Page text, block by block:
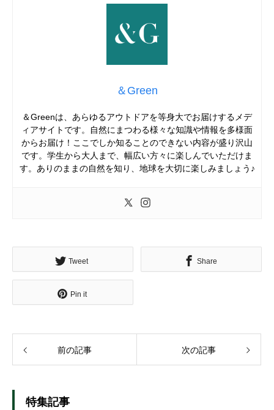
＆Green
＆Greenは、あらゆるアウトドアを等身大でお届けするメデ
ィアサイトです。自然にまつわる様々な知識や情報を多様面
からお届け！ここでしか知ることのできない内容が盛り沢山
です。学生から大人まで、幅広い方々に楽しんでいただけま
す。ありのままの自然を知り、地球を大切に楽しみましょう♪
Tweet Share
Pin it
前の記事 次の記事
特集記事